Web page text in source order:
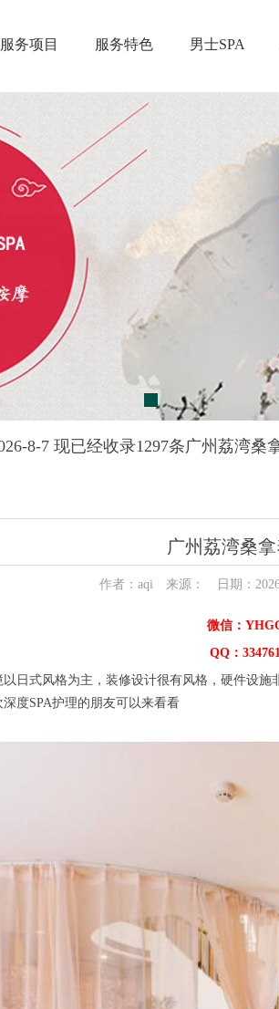
服务项目 服务特色 男士SPA
8-7 现已经收录1297条广州荔湾桑
广州荔湾桑
作者：aqi 来源： 日期：
微信：
QQ：
式风格为主，装修设计很有风格，硬件设施
度SPA护理的朋友可以来看看